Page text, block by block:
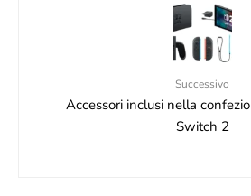
Successivo
Accessori inclusi nella
Switch 2